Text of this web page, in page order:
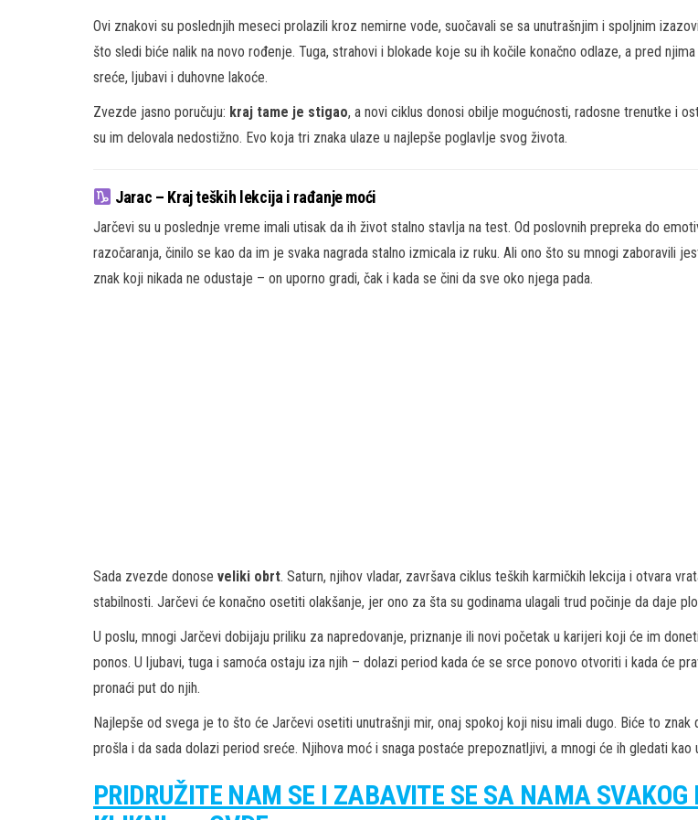
Ovi znakovi su poslednjih meseci prolazili kroz nemirne vode, suočavali se sa unutrašnjim i spoljnim
što sledi biće nalik na novo rođenje. Tuga, strahovi i blokade koje su ih kočile konačno odlaze, a pred
sreće, ljubavi i duhovne lakoće.
Zvezde jasno poručuju: kraj tame je stigao, a novi ciklus donosi obilje mogućnosti, radosne trenutke i
su im delovala nedostižno. Evo koja tri znaka ulaze u najlepše poglavlje svog života.
Jarac – Kraj teških lekcija i rađanje moći
Jarčevi su u poslednje vreme imali utisak da ih život stalno stavlja na test. Od poslovnih prepreka do
razočaranja, činilo se kao da im je svaka nagrada stalno izmicala iz ruku. Ali ono što su mnogi zaboravili
znak koji nikada ne odustaje – on uporno gradi, čak i kada se čini da sve oko njega pada.
Sada zvezde donose veliki obrt. Saturn, njihov vladar, završava ciklus teških karmičkih lekcija i otvara
stabilnosti. Jarčevi će konačno osetiti olakšanje, jer ono za šta su godinama ulagali trud počinje da daje
U poslu, mnogi Jarčevi dobijaju priliku za napredovanje, priznanje ili novi početak u karijeri koji će im
ponos. U ljubavi, tuga i samoća ostaju iza njih – dolazi period kada će se srce ponovo otvoriti i kada će
pronaći put do njih.
Najlepše od svega je to što će Jarčevi osetiti unutrašnji mir, onaj spokoj koji nisu imali dugo. Biće to znak
prošla i da sada dolazi period sreće. Njihova moć i snaga postaće prepoznatljivi, a mnogi će ih gledati kao
PRIDRUŽITE NAM SE I ZABAVITE SE SA NAMA SVAKOG